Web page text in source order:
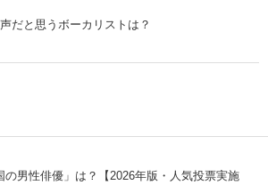
だと思うボーカリストは？
の男性俳優」は？【2026年版・人気投票実施